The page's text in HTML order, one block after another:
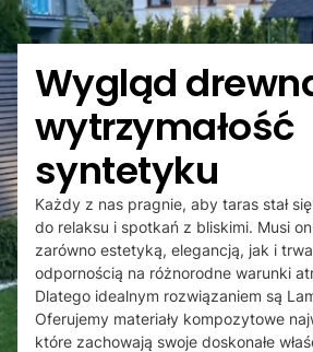
Wygląd
wytrzymałość
syntetyku
Każdy z nas pragnie, aby taras stał
do relaksu i spotkań z bliskimi. Musi
zarówno estetyką, elegancją, jak i
odpornością na różnorodne warunki
Dlatego idealnym rozwiązaniem są
Oferujemy materiały kompozytowe
które zachowają swoje doskonałe